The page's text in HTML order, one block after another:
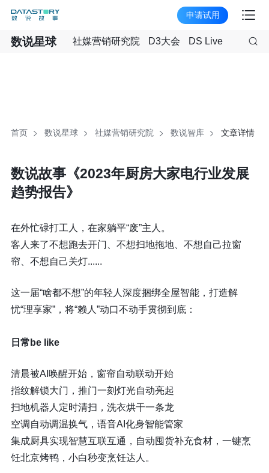
申请试用
数说星球 社媒营销研究院 D3大会 DS Live
首页 数说星球 社媒营销研究院 数说智库 文章详情
数说故事《2023年厨房大家电行业发展
趋势报告》
在外忙碌打工人，在家躺平“废”主人。
客人来了不想跑去开门、不想扫地拖地、不想自己拉窗
帘、不想自己关灯......
这一届“啥都不想”的年轻人深度捆绑全屋智能，打造解
忧“理享家”，将“赖人”动口不动手贯彻到底：
日常be like
清晨被AI唤醒开始，窗帘自动联动开始
指纹解锁大门，推门一刻灯光自动亮起
扫地机器人定时清扫，洗衣烘干一条龙
空调自动调温换气，语音AI化身智能管家
集成厨具实现智慧互联互通，自动囤货补充食材，一键烹
饪北京烤鸭，小白秒变烹饪达人。